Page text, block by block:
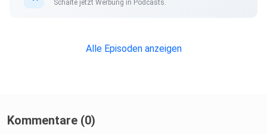
Schalte jetzt Werbung in Podcasts.
Alle Episoden anzeigen
Kommentare (0)